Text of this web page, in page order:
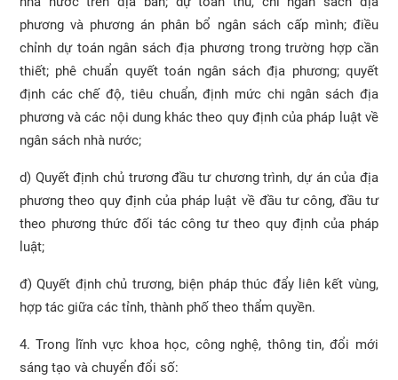
phương và phương án phân bổ ngân sách cấp mình; điều
chỉnh dự toán ngân sách địa phương trong trường hợp cần
thiết; phê chuẩn quyết toán ngân sách địa phương; quyết
định các chế độ, tiêu chuẩn, định mức chi ngân sách địa
phương và các nội dung khác theo quy định của pháp luật về
ngân sách nhà nước;
d) Quyết định chủ trương đầu tư chương trình, dự án của địa
phương theo quy định của pháp luật về đầu tư công, đầu tư
theo phương thức đối tác công tư theo quy định của pháp
luật;
đ) Quyết định chủ trương, biện pháp thúc đẩy liên kết vùng,
hợp tác giữa các tỉnh, thành phố theo thẩm quyền.
4. Trong lĩnh vực khoa học, công nghệ, thông tin, đổi mới
sáng tạo và chuyển đổi số: